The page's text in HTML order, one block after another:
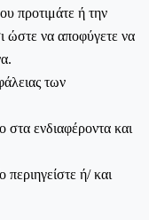
προτιμάτε ή την
ώστε να αποφύγετε να
των
στα ενδιαφέροντα και
ή/ και